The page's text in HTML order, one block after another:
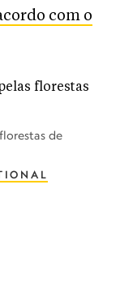
com o
de